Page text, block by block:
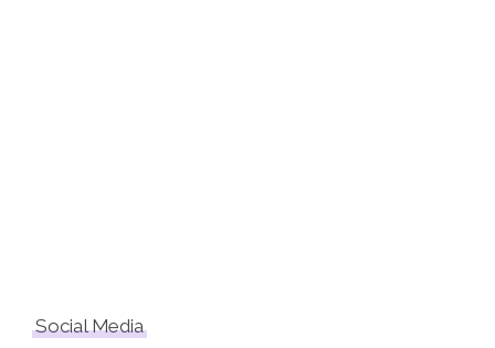
Social Media